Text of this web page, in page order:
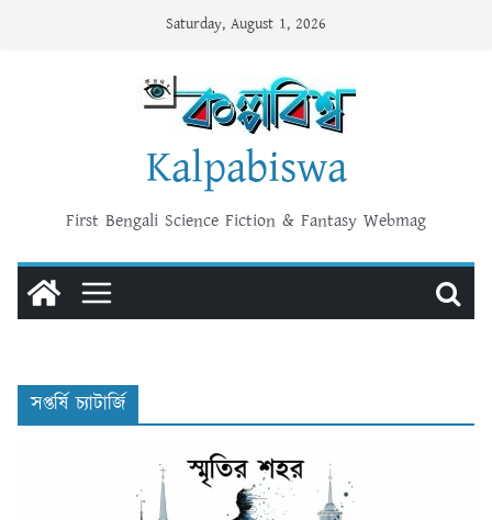
Saturday, August 1, 2026
Kalpabiswa
First Bengali Science Fiction & Fantasy Webmag
সপ্তর্ষি চ্যাটার্জি